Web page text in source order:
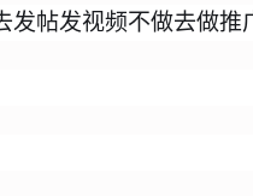
发帖发视频不做去做推